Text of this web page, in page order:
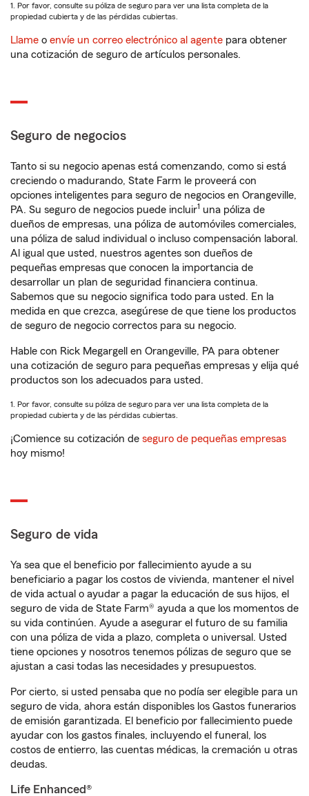
1. Por favor, consulte su póliza de seguro para ver una lista completa de la
propiedad cubierta y de las pérdidas cubiertas.
Llame o envíe un correo electrónico al agente para obtener
una cotización de seguro de artículos personales.
Seguro de negocios
Tanto si su negocio apenas está comenzando, como si está
creciendo o madurando, State Farm le proveerá con
opciones inteligentes para seguro de negocios en Orangeville,
PA. Su seguro de negocios puede incluir1 una póliza de
dueños de empresas, una póliza de automóviles comerciales,
una póliza de salud individual o incluso compensación laboral.
Al igual que usted, nuestros agentes son dueños de
pequeñas empresas que conocen la importancia de
desarrollar un plan de seguridad financiera continua.
Sabemos que su negocio significa todo para usted. En la
medida en que crezca, asegúrese de que tiene los productos
de seguro de negocio correctos para su negocio.
Hable con Rick Megargell en Orangeville, PA para obtener
una cotización de seguro para pequeñas empresas y elija qué
productos son los adecuados para usted.
1. Por favor, consulte su póliza de seguro para ver una lista completa de la
propiedad cubierta y de las pérdidas cubiertas.
¡Comience su cotización de seguro de pequeñas empresas
hoy mismo!
Seguro de vida
Ya sea que el beneficio por fallecimiento ayude a su
beneficiario a pagar los costos de vivienda, mantener el nivel
de vida actual o ayudar a pagar la educación de sus hijos, el
seguro de vida de State Farm® ayuda a que los momentos de
su vida continúen. Ayude a asegurar el futuro de su familia
con una póliza de vida a plazo, completa o universal. Usted
tiene opciones y nosotros tenemos pólizas de seguro que se
ajustan a casi todas las necesidades y presupuestos.
Por cierto, si usted pensaba que no podía ser elegible para un
seguro de vida, ahora están disponibles los Gastos funerarios
de emisión garantizada. El beneficio por fallecimiento puede
ayudar con los gastos finales, incluyendo el funeral, los
costos de entierro, las cuentas médicas, la cremación u otras
deudas.
Life Enhanced®